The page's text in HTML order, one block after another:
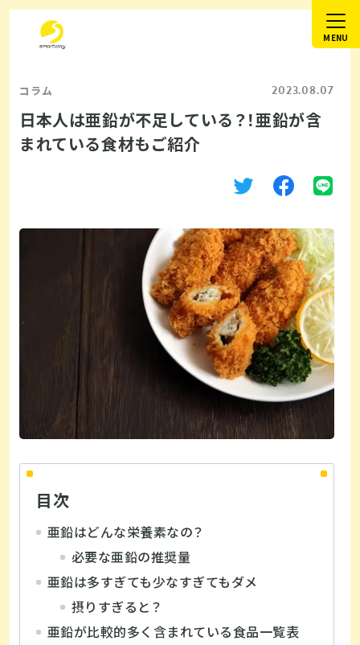
コラム 2023.08.07
日本人は亜鉛が不足している？！亜鉛が含
まれている食材もご紹介
目次
亜鉛はどんな栄養素なの？
必要な亜鉛の推奨量
亜鉛は多すぎても少なすぎてもダメ
摂りすぎると？
亜鉛が比較的多く含まれている食品一覧表